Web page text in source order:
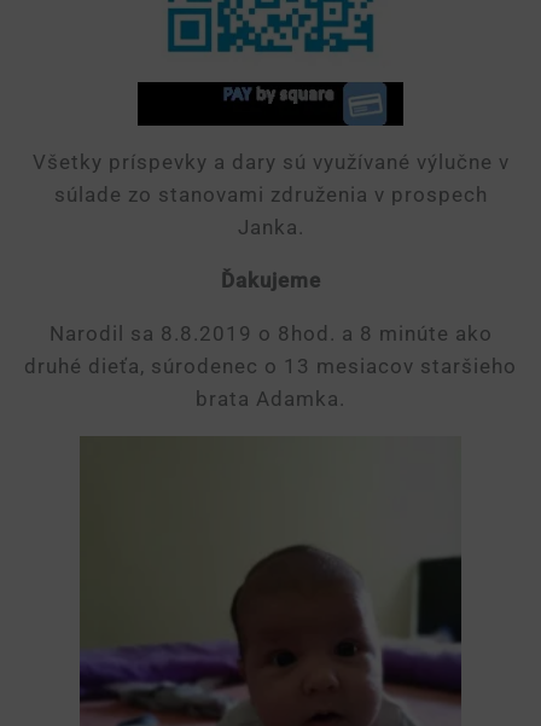
Všetky príspevky a dary sú využívané výlučne v
súlade zo stanovami združenia v prospech
Janka.
Ďakujeme
Narodil sa 8.8.2019 o 8hod. a 8 minúte ako
druhé dieťa, súrodenec o 13 mesiacov staršieho
brata Adamka.